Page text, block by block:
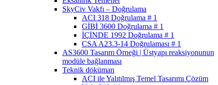
SkyCiv Vakfı – Doğrulama
ACI 318 Doğrulama # 1
GİBİ 3600 Doğrulama # 1
İÇİNDE 1992 Doğrulama # 1
CSA A23.3-14 Doğrulaması # 1
AS3600 Tasarım Örneği | Üstyapı reaksiyonunun
modüle bağlanması
Teknik döküman
ACI ile Yalıtılmış Temel Tasarımı Çözüm